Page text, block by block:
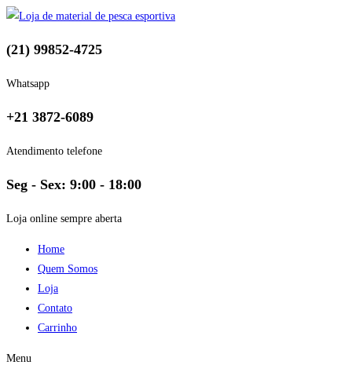
(21) 99852-4725
Whatsapp
+21 3872-6089
Atendimento telefone
Seg - Sex: 9:00 - 18:00
Loja online sempre aberta
Home
Quem Somos
Loja
Contato
Carrinho
Menu